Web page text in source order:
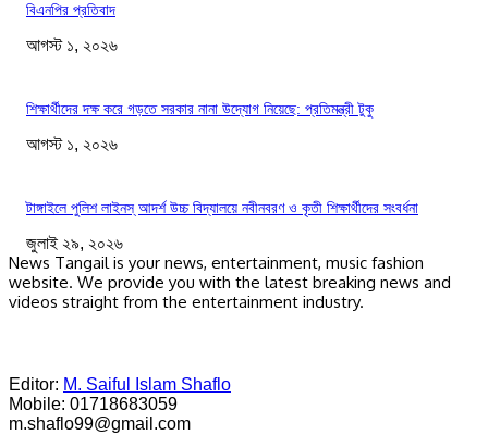
বিএনপির প্রতিবাদ
আগস্ট ১, ২০২৬
শিক্ষার্থীদের দক্ষ করে গড়তে সরকার নানা উদ্যোগ নিয়েছে: প্রতিমন্ত্রী টুকু
আগস্ট ১, ২০২৬
টাঙ্গাইলে পুলিশ লাইনস্ আদর্শ উচ্চ বিদ্যালয়ে নবীনবরণ ও কৃতী শিক্ষার্থীদের সংবর্ধনা
জুলাই ২৯, ২০২৬
News Tangail is your news, entertainment, music fashion
website. We provide you with the latest breaking news and
videos straight from the entertainment industry.
Editor: M. Saiful Islam Shaflo
Mobile: 01718683059
m.shaflo99@gmail.com